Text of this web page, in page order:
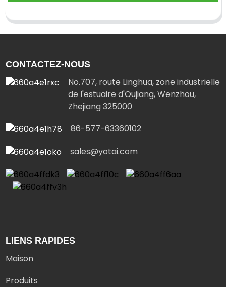
CONTACTEZ-NOUS
No.707, route Linghua, zone industrielle
de l'estuaire d'Oujiang, Wenzhou,
Zhejiang 325000
86-577-63360102
sales@yotai.com
LIENS RAPIDES
Maison
Produits